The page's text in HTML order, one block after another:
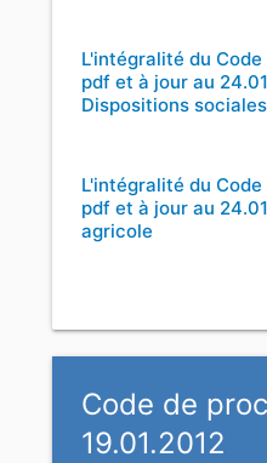
L'intégralité du
pdf et à jour au
Dispositions sociales
L'intégralité du
pdf et à jour au
agricole
Code de
19.01.2012